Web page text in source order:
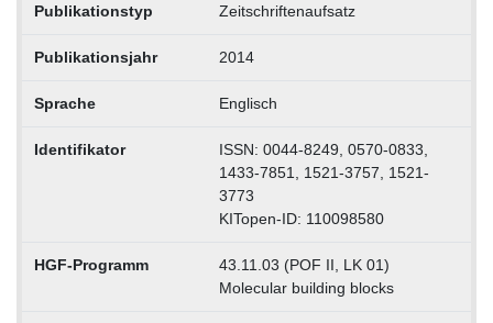
Publikationstyp Zeitschriftenaufsatz
Publikationsjahr 2014
Sprache Englisch
Identifikator
ISSN: 0044-8249, 0570-0833,
1433-7851, 1521-3757, 1521-
3773
KITopen-ID: 110098580
HGF-Programm
43.11.03 (POF II, LK 01)
Molecular building blocks